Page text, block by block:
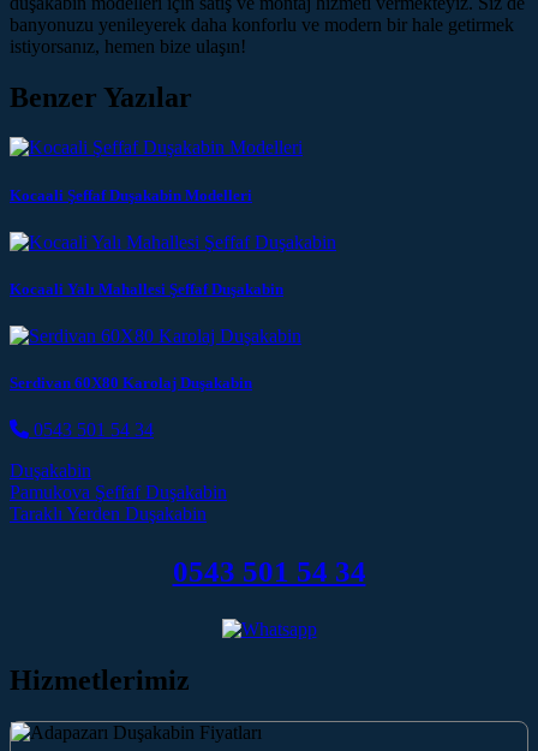
banyonuzu yenileyerek daha konforlu ve modern bir hale getirmek
istiyorsanız, hemen bize ulaşın!
Benzer Yazılar
Kocaali Şeffaf Duşakabin Modelleri
Kocaali Yalı Mahallesi Şeffaf Duşakabin
Serdivan 60X80 Karolaj Duşakabin
0543 501 54 34
Duşakabin
Post navigation
Pamukova Şeffaf Duşakabin
Taraklı Yerden Duşakabin
0543 501 54 34
Hizmetlerimiz